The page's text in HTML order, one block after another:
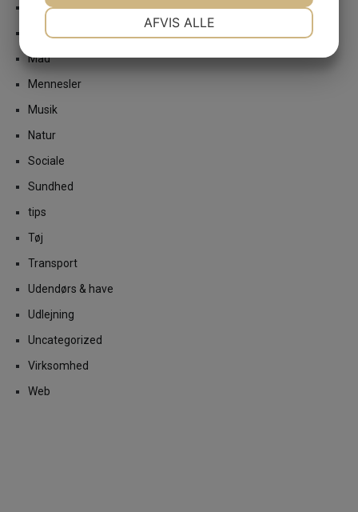
Erhverv
Event
Mad
Mennesler
Musik
Natur
Sociale
Sundhed
tips
Tøj
Transport
Udendørs & have
Udlejning
Uncategorized
Virksomhed
Web
AFVIS ALLE